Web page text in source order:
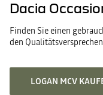
Dacia
Finden Sie einen
den
LOGAN MCV